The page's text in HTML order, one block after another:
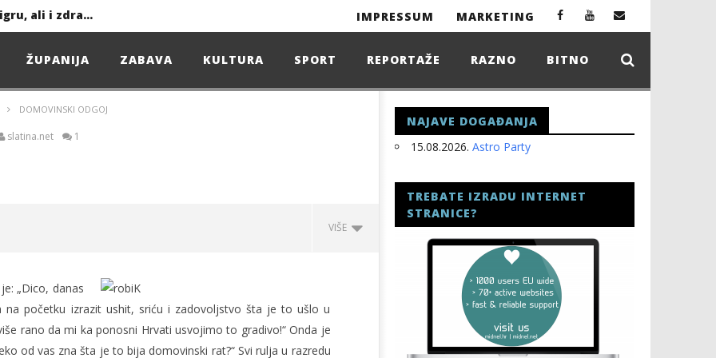
Ljeto donosi bezbrižnu igru, ali i zdravstvene izazove
IMPRESSUM MARKETING
ŽUPANIJA ZABAVA KULTURA SPORT REPORTAŽE RAZNO BITNO
DOMOVINSKI ODGOJ
slatina.net 1
VIŠE
„Dico, danas
početku izrazit ushit, sriću i zadovoljstvo šta je to ušlo u
rano da mi ka ponosni Hrvati usvojimo to gradivo!“ Onda je
od vas zna šta je to bija domovinski rat?“ Svi rulja u razredu
NAJAVE DOGAĐANJA
15.08.2026. Astro Party
TREBATE IZRADU INTERNET
STRANICE?